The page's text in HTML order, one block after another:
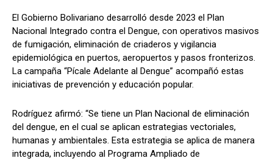
El Gobierno Bolivariano desarrolló desde 2023 el Plan
Nacional Integrado contra el Dengue, con operativos masivos
de fumigación, eliminación de criaderos y vigilancia
epidemiológica en puertos, aeropuertos y pasos fronterizos.
La campaña “Pícale Adelante al Dengue” acompañó estas
iniciativas de prevención y educación popular.
Rodríguez afirmó: “Se tiene un Plan Nacional de eliminación
del dengue, en el cual se aplican estrategias vectoriales,
humanas y ambientales. Esta estrategia se aplica de manera
integrada, incluyendo al Programa Ampliado de